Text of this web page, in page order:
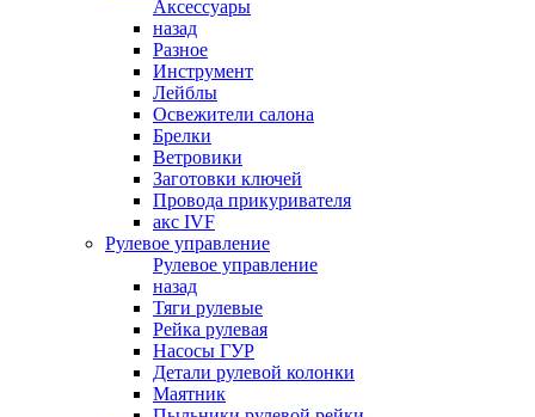
Аксессуары
назад
Разное
Инструмент
Лейблы
Освежители салона
Брелки
Ветровики
Заготовки ключей
Провода прикуривателя
акс IVF
Рулевое управление
Рулевое управление
назад
Тяги рулевые
Рейка рулевая
Насосы ГУР
Детали рулевой колонки
Маятник